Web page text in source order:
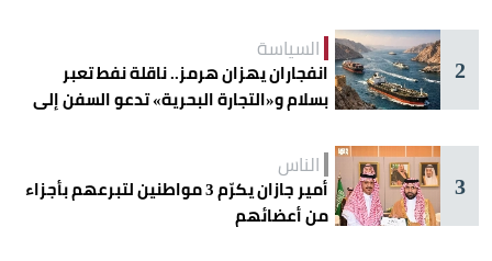
2
السياسة
انفجاران يهزان هرمز.. ناقلة نفط تعبر
بسلام و«التجارة البحرية» تدعو السفن إلى
3
الناس
أمير جازان يكرّم 3 مواطنين لتبرعهم بأجزاء
من أعضائهم